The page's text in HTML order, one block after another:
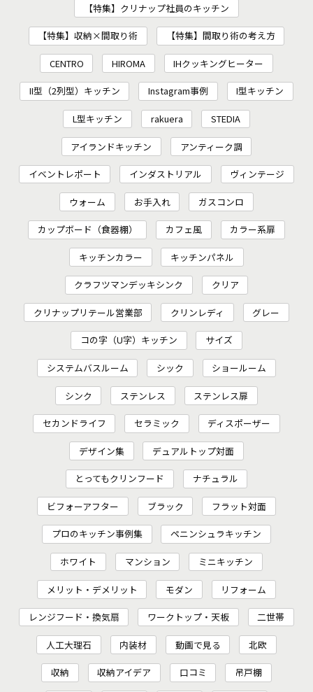
【特集】クリナップ社員のキッチン
【特集】収納×間取り術 【特集】間取り術の考え方
CENTRO HIROMA IHクッキングヒーター
II型（2列型）キッチン Instagram事例 I型キッチン
L型キッチン rakuera STEDIA
アイランドキッチン アンティーク調
イベントレポート インダストリアル ヴィンテージ
ウォーム お手入れ ガスコンロ
カップボード（食器棚） カフェ風 カラー系扉
キッチンカラー キッチンパネル
クラフツマンデッキシンク クリア
クリナップリテール営業部 クリンレディ グレー
コの字（U字）キッチン サイズ
システムバスルーム シック ショールーム
シンク ステンレス ステンレス扉
セカンドライフ セラミック ディスポーザー
デザイン集 デュアルトップ対面
とってもクリンフード ナチュラル
ビフォーアフター ブラック フラット対面
プロのキッチン事例集 ペニンシュラキッチン
ホワイト マンション ミニキッチン
メリット・デメリット モダン リフォーム
レンジフード・換気扇 ワークトップ・天板 二世帯
人工大理石 内装材 動画で見る 北欧
収納 収納アイデア 口コミ 吊戸棚